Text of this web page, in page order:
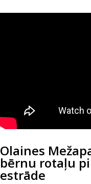
Olaines
bērnu rotaļu
estrāde